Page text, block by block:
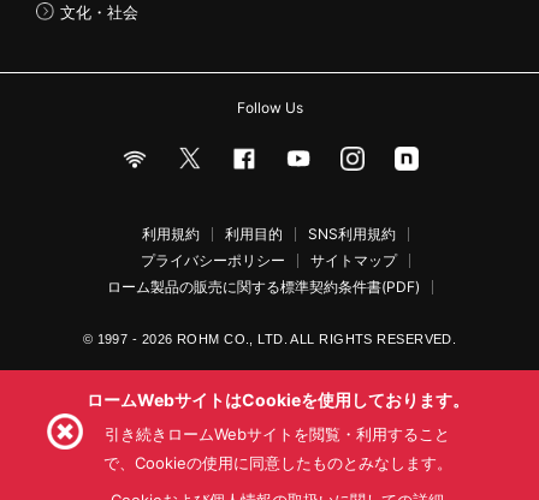
文化・社会
Follow Us
利用規約 利用目的
SNS利用規約
プライバシーポリシー
サイトマップ
ローム製品の販売に関する標準契約条件書(PDF)
© 1997 - 2026 ROHM CO., LTD. ALL RIGHTS RESERVED.
ロームWebサイトはCookieを使用しております。
引き続きロームWebサイトを閲覧・利用すること
で、Cookieの使用に同意したものとみなします。